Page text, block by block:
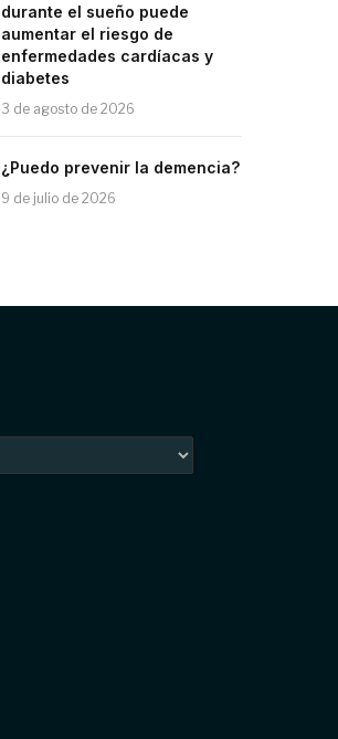
durante el sueño puede
aumentar el riesgo de
enfermedades cardíacas y
diabetes
3 de agosto de 2026
¿Puedo prevenir la demencia?
9 de julio de 2026